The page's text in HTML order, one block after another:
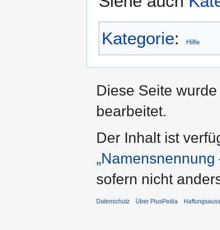
Kategorie: Hilfe
Diese Seite
bearbeitet.
Der Inhalt ist
sofern nicht
Datenschutz Über PlusPedia